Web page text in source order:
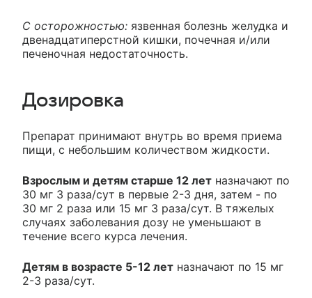
С осторожностью: язвенная болезнь желудка и
двенадцатиперстной кишки, почечная и/или
печеночная недостаточность.
Дозировка
Препарат принимают внутрь во время приема
пищи, с небольшим количеством жидкости.
Взрослым и детям старше 12 лет назначают по
30 мг 3 раза/сут в первые 2-3 дня, затем - по
30 мг 2 раза или 15 мг 3 раза/сут. В тяжелых
случаях заболевания дозу не уменьшают в
течение всего курса лечения.
Детям в возрасте 5-12 лет назначают по 15 мг
2-3 раза/сут.